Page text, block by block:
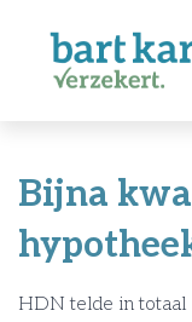
Bijna
HDN telde in